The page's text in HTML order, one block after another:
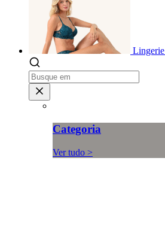
Lingerie
Categoria
Ver tudo >